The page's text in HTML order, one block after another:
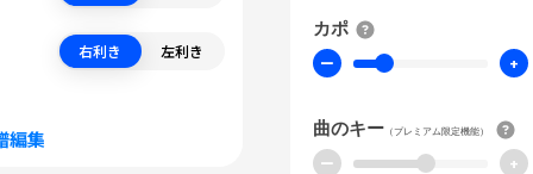
右利き 左利き
編集
カポ
ー +
曲のキー （プレミアム限定機能）
ー +